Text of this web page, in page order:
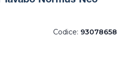
Codice: 93078658